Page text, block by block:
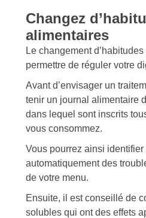
Changez
alimentaires
Le changement
permettre de réguler votre
Avant d’envisager un
tenir un journal alimentaire
dans lequel sont inscrits
vous consommez.
Vous pourrez ainsi
automatiquement des
de votre menu.
Ensuite, il est conseillé de
solubles qui ont des effets